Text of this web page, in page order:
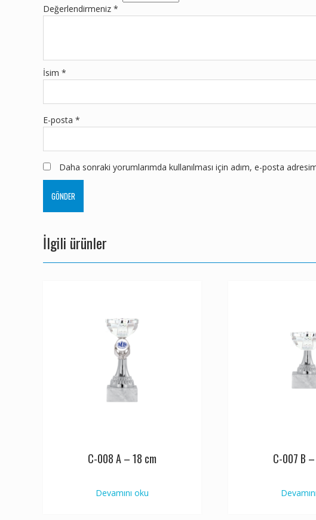
Değerlendirmeniz *
İsim *
E-posta *
Daha sonraki yorumlarımda kullanılması için adım, e-posta
İlgili ürünler
C-008 A – 18 cm
Devamını oku
C-007 B